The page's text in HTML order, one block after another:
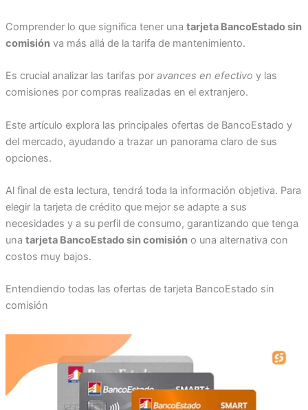
Comprender lo que significa tener una tarjeta BancoEstado sin
comisiónva más allá de la tarifa de mantenimiento.
Es crucial analizar las tarifas por avances en efectivo y las
comisiones por compras realizadas en el extranjero.
Este artículo explora las principales ofertas de BancoEstado y
del mercado, ayudando a trazar un panorama claro de sus
opciones.
Al final de esta lectura, tendrá toda la información objetiva. Para
elegir la tarjeta de crédito que mejor se adapte a sus
necesidades y a su perfil de consumo, garantizando que tenga
una tarjeta BancoEstado sin comisióno una alternativa con
costos muy bajos.
Entendiendo todas las ofertas de tarjeta BancoEstado sin
comisión